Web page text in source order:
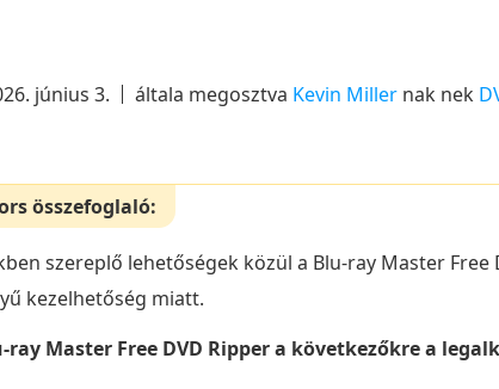
június 3. általa megosztva Kevin Miller nak nek
összefoglaló:
szereplő lehetőségek közül a Blu-ray Master
kezelhetőség miatt.
ray Master Free DVD Ripper a következőkre a